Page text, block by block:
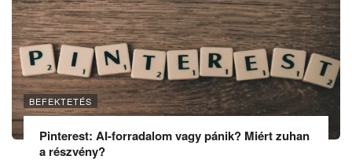
BEFEKTETÉS
Pinterest: AI-forradalom vagy pánik? Miért zuhan
a részvény?